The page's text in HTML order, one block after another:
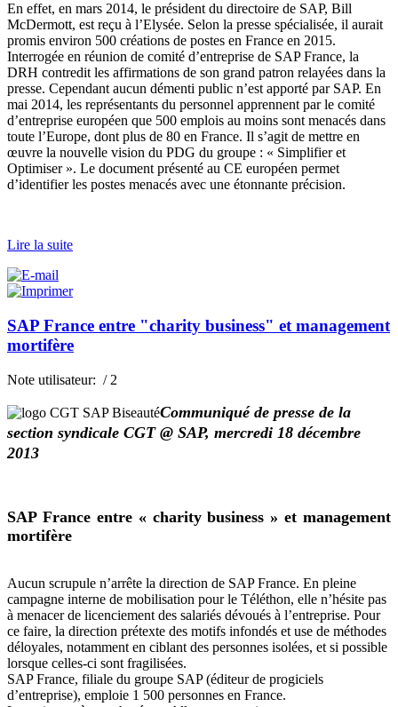
En effet, en mars 2014, le président du directoire de SAP, Bill
McDermott, est reçu à l’Elysée. Selon la presse spécialisée, il aurait
promis environ 500 créations de postes en France en 2015.
Interrogée en réunion de comité d’entreprise de SAP France, la
DRH contredit les affirmations de son grand patron relayées dans la
presse. Cependant aucun démenti public n’est apporté par SAP. En
mai 2014, les représentants du personnel apprennent par le comité
d’entreprise européen que 500 emplois au moins sont menacés dans
toute l’Europe, dont plus de 80 en France. Il s’agit de mettre en
œuvre la nouvelle vision du PDG du groupe : « Simplifier et
Optimiser ». Le document présenté au CE européen permet
d’identifier les postes menacés avec une étonnante précision.
Lire la suite
SAP France entre "charity business" et management
mortifère
Note utilisateur: / 2
Communiqué de presse de la
section syndicale CGT @ SAP, mercredi 18 décembre
2013
SAP France entre « charity business » et management
mortifère
Aucun scrupule n’arrête la direction de SAP France. En pleine
campagne interne de mobilisation pour le Téléthon, elle n’hésite pas
à menacer de licenciement des salariés dévoués à l’entreprise. Pour
ce faire, la direction prétexte des motifs infondés et use de méthodes
déloyales, notamment en ciblant des personnes isolées, et si possible
lorsque celles-ci sont fragilisées.
SAP France, filiale du groupe SAP (éditeur de progiciels
d’entreprise), emploie 1 500 personnes en France.